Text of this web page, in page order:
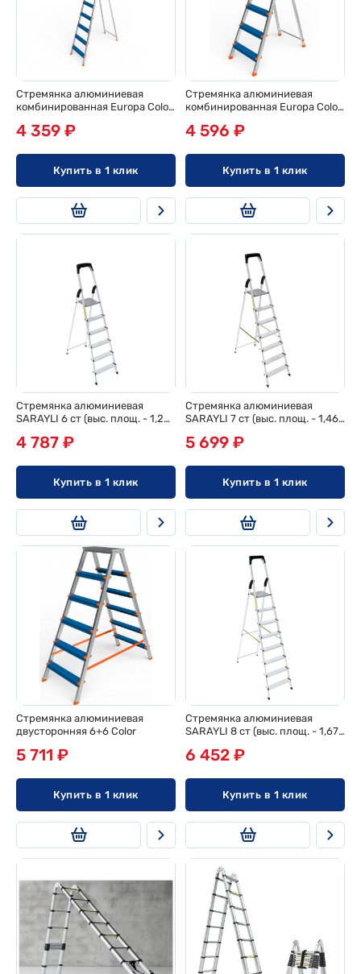
Стремянка алюминиевая
комбинированная Europa Color
4 359 ₽
Купить в 1 клик
Стремянка алюминиевая
комбинированная Europa Color
4 596 ₽
Купить в 1 клик
Стремянка алюминиевая
SARAYLI 6 ст (выс. площ. - 1,25
4 787 ₽
Купить в 1 клик
Стремянка алюминиевая
SARAYLI 7 ст (выс. площ. - 1,46
5 699 ₽
Купить в 1 клик
Стремянка алюминиевая
двусторонняя 6+6 Color
5 711 ₽
Купить в 1 клик
Стремянка алюминиевая
SARAYLI 8 ст (выс. площ. - 1,67
6 452 ₽
Купить в 1 клик